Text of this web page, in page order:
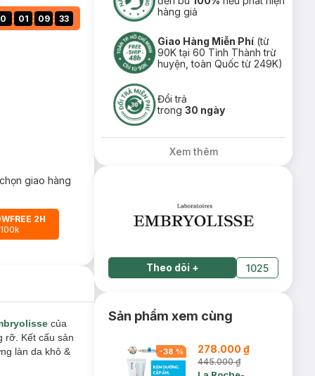
0 : 01 : 09 : 32
giao hàng
2H
của
rỡ. Kết cấu sản
làn da khô &
hàng giả
Giao Hàng Miễn Phí (từ
90K tại 60 Tỉnh Thành trừ
huyện, toàn Quốc từ 249K)
Đổi trả
trong30 ngày
Xem thêm
Theo dõi + 1025
Sản phẩm xem cùng
-38 % 278.000 ₫
445.000 ₫